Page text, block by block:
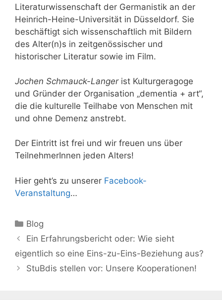
Literaturwissenschaft der Germanistik an der
Heinrich-Heine-Universität in Düsseldorf. Sie
beschäftigt sich wissenschaftlich mit Bildern
des Alter(n)s in zeitgenössischer und
historischer Literatur sowie im Film.
Jochen Schmauck-Langerist Kulturgeragoge
und Gründer der Organisation „dementia + art“,
die die kulturelle Teilhabe von Menschen mit
und ohne Demenz anstrebt.
Der Eintritt ist frei und wir freuen uns über
TeilnehmerInnen jeden Alters!
Hier geht’s zu unserer Facebook-
Veranstaltung…
Kategorien
Blog
Beitrags-
Navigation
Ein Erfahrungsbericht oder: Wie sieht
eigentlich so eine Eins-zu-Eins-Beziehung aus?
StuBdis stellen vor: Unsere Kooperationen!